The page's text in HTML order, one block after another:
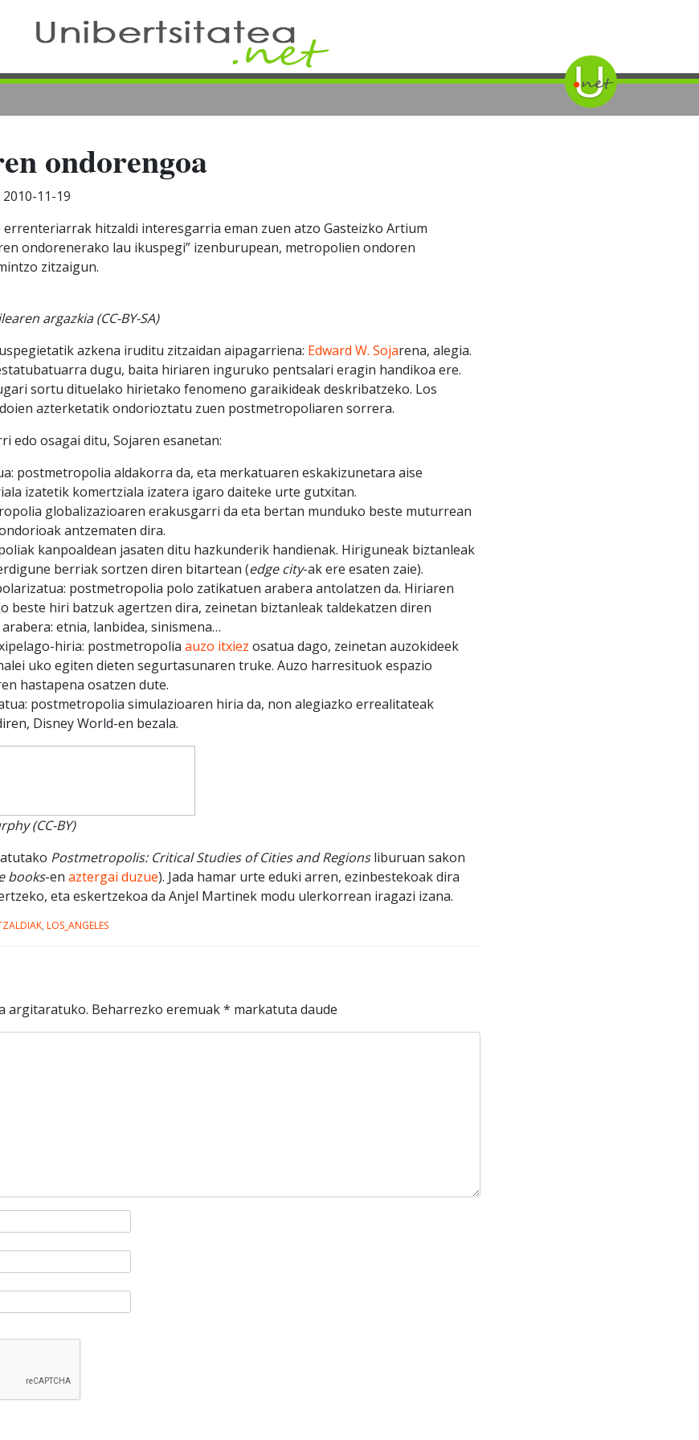
ondorengoa
2010-11-19
hitzaldi interesgarria eman zuen atzo Gasteizko Artium
ondorenerako lau ikuspegi” izenburupean, metropolien ondoren
zitzaigun.
argazkia (CC-BY-SA)
azkena iruditu zitzaidan aipagarriena: Edward W. Sojarena, alegia.
dugu, baita hiriaren inguruko pentsalari eragin handikoa ere.
sortu dituelako hirietako fenomeno garaikideak deskribatzeko. Los
azterketatik ondorioztatu zuen postmetropoliaren sorrera.
edo osagai ditu, Sojaren esanetan:
postmetropolia aldakorra da, eta merkatuaren eskakizunetara aise
izatetik komertziala izatera igaro daiteke urte gutxitan.
globalizazioaren erakusgarri da eta bertan munduko beste muturrean
antzematen dira.
kanpoaldean jasaten ditu hazkunderik handienak. Hiriguneak biztanleak
berriak sortzen diren bitartean (edge city-ak ere esaten zaie).
postmetropolia polo zatikatuen arabera antolatzen da. Hiriaren
beste hiri batzuk agertzen dira, zeinetan biztanleak taldekatzen diren
etnia, lanbidea, sinismena…
hiria: postmetropolia auzo itxiez osatua dago, zeinetan auzokideek
uko egiten dieten segurtasunaren truke. Auzo harresituok espazio
hastapena osatzen dute.
postmetropolia simulazioaren hiria da, non alegiazko errealitateak
Disney World-en bezala.
(CC-BY)
Postmetropolis: Critical Studies of Cities and Regionsliburuan sakon
books-en aztergai duzue). Jada hamar urte eduki arren, ezinbestekoak dira
eta eskertzekoa da Anjel Martinek modu ulerkorrean iragazi izana.
, LOS_ANGELES
argitaratuko. Beharrezko eremuak* markatuta daude